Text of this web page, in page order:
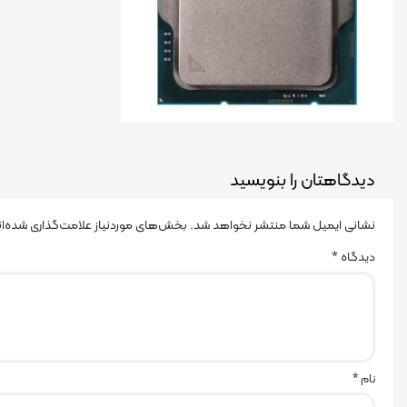
دیدگاهتان را بنویسید
نشانی ایمیل شما منتشر نخواهد شد. بخش‌های موردنیاز علامت‌گذاری
دیدگاه*
نام *